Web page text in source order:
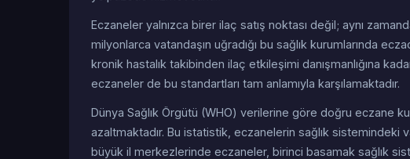
Eczaneler yalnızca birer ilaç satış noktası değil; aynı
milyonlarca vatandaşın uğradığı bu sağlık kurumlarında
kronik hastalık takibinden ilaç etkileşimi danışmanlığına
eczaneler de bu standartları tam anlamıyla karşılamaktadır.
Dünya Sağlık Örgütü (WHO) verilerine göre doğru eczane
azaltmaktadır. Bu istatistik, eczanelerin sağlık
büyük il merkezlerinde eczaneler, birinci basamak sağlık